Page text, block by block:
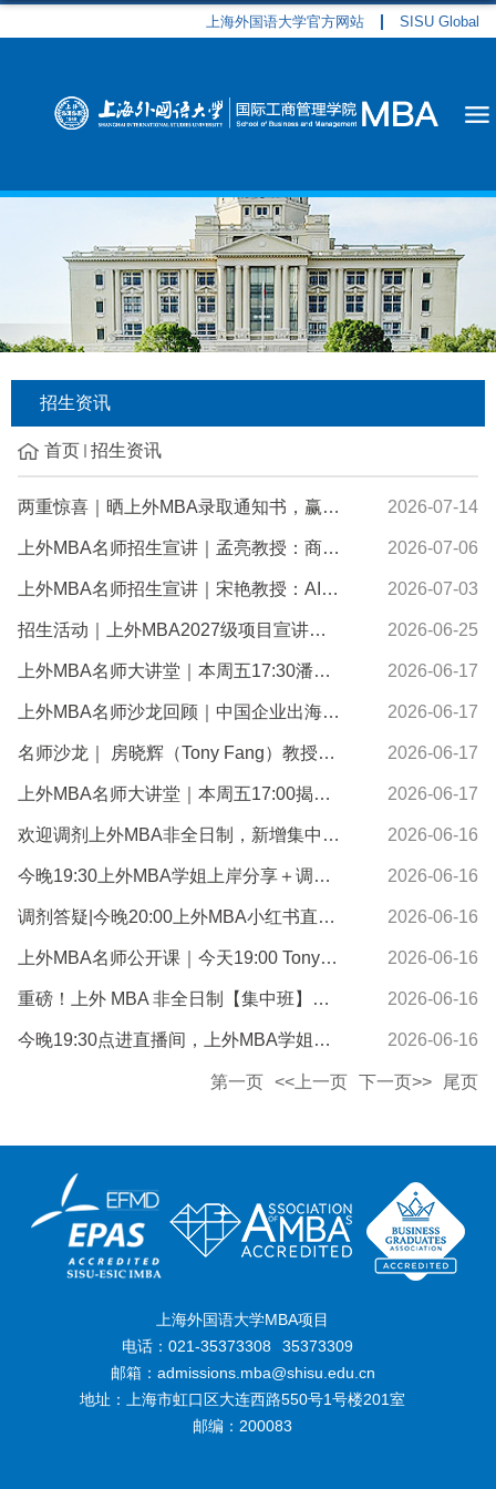
上海外国语大学官方网站 SISU Global
招生资讯
首页 招生资讯
两重惊喜｜晒上外MBA录取通知书，赢精美礼品！ 2026-07-14
上外MBA名师招生宣讲｜孟亮教授：商业实验——在不可预测的行为中寻找确定的答案 2026-07-06
上外MBA名师招生宣讲｜宋艳教授：AI时代的管理者能力重构与上外MBA新答案+招生答疑 2026-07-03
招生活动｜上外MBA2027级项目宣讲，6-7月“5场直播”及“1v1教授面对面”与你云端相约～ 2026-06-25
上外MBA名师大讲堂｜本周五17:30潘鸣威教授揭秘AI如何赋能外语测评 2026-06-17
上外MBA名师沙龙回顾｜中国企业出海的全球征途（系列二）：新兴市场的企业出海与全球本地化战略 2026-06-17
名师沙龙｜ 房晓辉（Tony Fang）教授：新兴市场的企业出海与全球本地化战略 2026-06-17
上外MBA名师大讲堂｜本周五17:00揭秘全国管理案例精英赛高分逻辑 2026-06-17
欢迎调剂上外MBA非全日制，新增集中班班型，奖学金办学历史最高！ 2026-06-16
今晚19:30上外MBA学姐上岸分享＋调剂答疑直播预告 2026-06-16
调剂答疑|今晚20:00上外MBA小红书直播面对面 2026-06-16
上外MBA名师公开课｜今天19:00 Tony带来Authentic, Not Performative 2026-06-16
重磅！上外 MBA 非全日制【集中班】来了！新增多项奖学金，11或12万起！ 2026-06-16
今晚19:30点进直播间，上外MBA学姐海外双学位分享及上岸秘籍分享 2026-06-16
第一页 <<上一页 下一页>> 尾页
上海外国语大学MBA项目
电话：021-35373308
35373309
邮箱：admissions.mba@shisu.edu.cn
地址：上海市虹口区大连西路550号1号楼201室
邮编：200083